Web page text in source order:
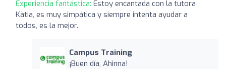
Experiencia fantástica: Estoy encantada con la tutora
Kàtia, es muy simpática y siempre intenta ayudar a
todos, es la mejor.
Campus Training
¡Buen día, Ahinna!